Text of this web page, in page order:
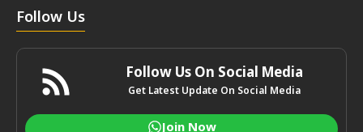
Follow Us
Follow Us On Social Media
Get Latest Update On Social Media
Join Now